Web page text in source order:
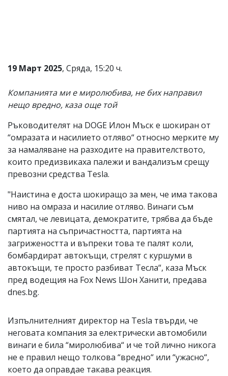
под
въвеждат
от
и
редакцията
не
носи
отговорност
тях!
откриете
обиден
вас
коментар,
моля
сигнализирайте
ни!
19 Март 2025, Сряда, 15:20 ч.
Компанията ми е миролюбива, не бих направил
нещо вредно, каза още той
Ръководителят на DOGE Илон Мъск е шокиран от
“омразата и насилието отляво“ относно мерките му
за намаляване на разходите на правителството,
които предизвикаха палежи и вандализъм срещу
превозни средства Tesla.
"Наистина е доста шокиращо за мен, че има такова
ниво на омраза и насилие отляво. Винаги съм
смятал, че левицата, демократите, трябва да бъде
партията на съпричастността, партията на
загрижеността и въпреки това те палят коли,
бомбардират автокъщи, стрелят с куршуми в
автокъщи, те просто разбиват Тесла“, каза Мъск
пред водещия на Fox News Шон Ханити, предава
dnes.bg.
Изпълнителният директор на Tesla твърди, че
неговата компания за електрически автомобили
винаги е била “миролюбива“ и че той лично никога
не е правил нещо толкова “вредно“ или “ужасно“,
което да оправдае такава реакция.